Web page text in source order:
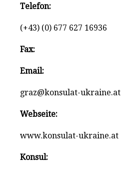
Telefon:
(+43) (0) 677 627 16936
Fax:
Email:
graz@konsulat-ukraine.at
Webseite:
www.konsulat-ukraine.at
Konsul: